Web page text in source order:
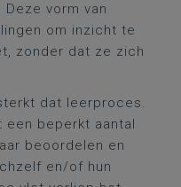
vorm van
om inzicht te
zonder dat ze zich
dat leerproces.
beperkt aantal
beoordelen en
en/of hun